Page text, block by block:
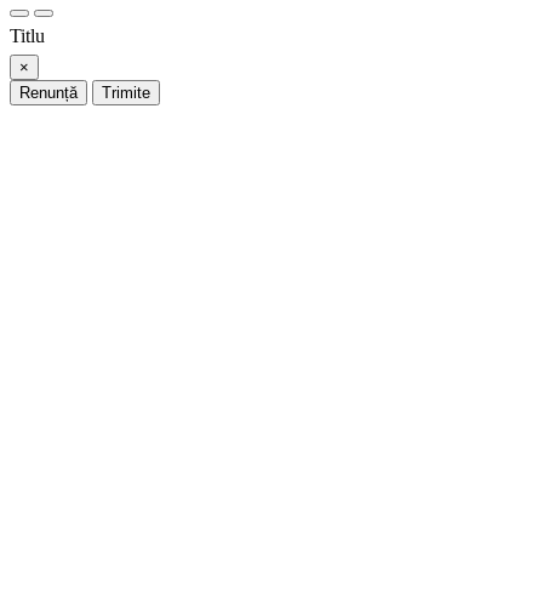
Titlu
×
Renunță